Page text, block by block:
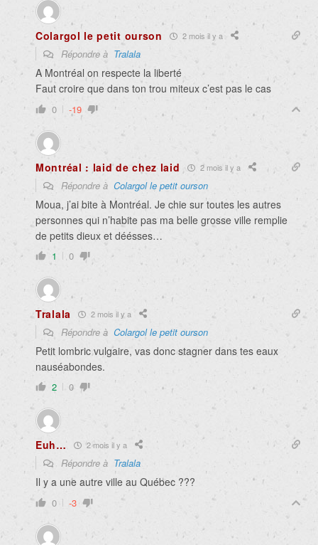
Colargol le petit ourson 2 mois il y a
Répondre à Tralala
A Montréal on respecte la liberté
Faut croire que dans ton trou miteux c’est pas le cas
0 -19
Montréal : laid de chez laid 2 mois il y a
Répondre à Colargol le petit ourson
Moua, j’ai bite à Montréal. Je chie sur toutes les autres
personnes qui n’habite pas ma belle grosse ville remplie
de petits dieux et déésses…
1 0
Tralala 2 mois il y a
Répondre à Colargol le petit ourson
Petit lombric vulgaire, vas donc stagner dans tes eaux
nauséabondes.
2 0
Euh… 2 mois il y a
Répondre à Tralala
Il y a une autre ville au Québec ???
0 -3